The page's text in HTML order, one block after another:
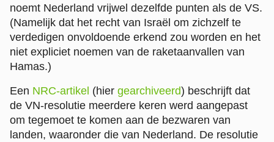
noemt Nederland vrijwel dezelfde punten als de VS.
(Namelijk dat het recht van Israël om zichzelf te
verdedigen onvoldoende erkend zou worden en het
niet expliciet noemen van de raketaanvallen van
Hamas.)
Een NRC-artikel (hier gearchiveerd) beschrijft dat
de VN-resolutie meerdere keren werd aangepast
om tegemoet te komen aan de bezwaren van
landen, waaronder die van Nederland. De resolutie